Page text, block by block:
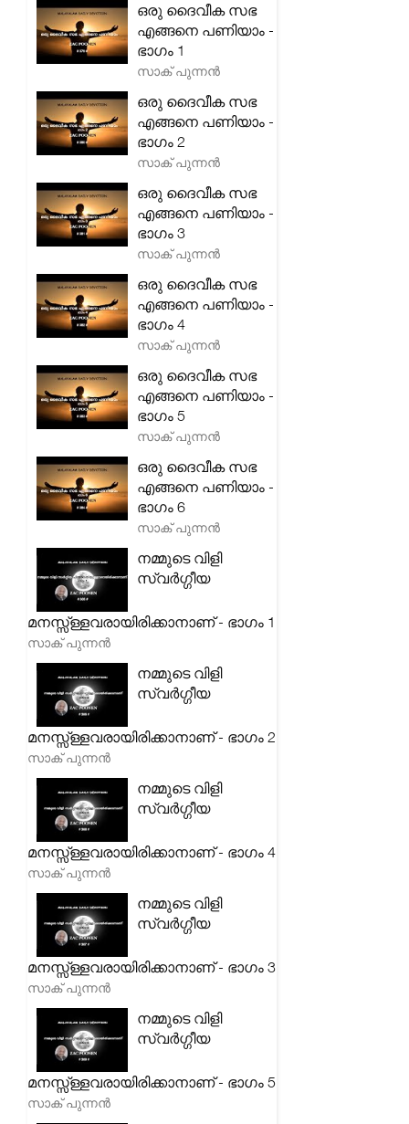
ഒരു ദൈവീക സഭ
എങ്ങനെ പണിയാം -
ഭാഗം 1
സാക് പുന്നൻ
ഒരു ദൈവീക സഭ
എങ്ങനെ പണിയാം -
ഭാഗം 2
സാക് പുന്നൻ
ഒരു ദൈവീക സഭ
എങ്ങനെ പണിയാം -
ഭാഗം 3
സാക് പുന്നൻ
ഒരു ദൈവീക സഭ
എങ്ങനെ പണിയാം -
ഭാഗം 4
സാക് പുന്നൻ
ഒരു ദൈവീക സഭ
എങ്ങനെ പണിയാം -
ഭാഗം 5
സാക് പുന്നൻ
ഒരു ദൈവീക സഭ
എങ്ങനെ പണിയാം -
ഭാഗം 6
സാക് പുന്നൻ
നമ്മുടെ വിളി
സ്വർഗ്ഗീയ
മനസ്സ്ള്ളവരായിരിക്കാനാണ് - ഭാഗം 1
സാക് പുന്നൻ
നമ്മുടെ വിളി
സ്വർഗ്ഗീയ
മനസ്സ്ള്ളവരായിരിക്കാനാണ് - ഭാഗം 2
സാക് പുന്നൻ
നമ്മുടെ വിളി
സ്വർഗ്ഗീയ
മനസ്സ്ള്ളവരായിരിക്കാനാണ് - ഭാഗം 4
സാക് പുന്നൻ
നമ്മുടെ വിളി
സ്വർഗ്ഗീയ
മനസ്സ്ള്ളവരായിരിക്കാനാണ് - ഭാഗം 3
സാക് പുന്നൻ
നമ്മുടെ വിളി
സ്വർഗ്ഗീയ
മനസ്സ്ള്ളവരായിരിക്കാനാണ് - ഭാഗം 5
സാക് പുന്നൻ